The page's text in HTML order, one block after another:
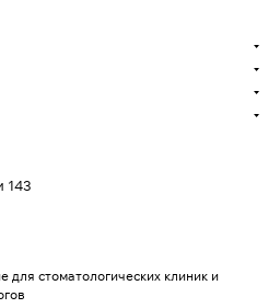
143
стоматологических клиник и